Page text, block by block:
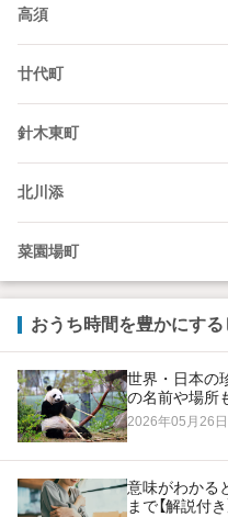
高須
廿代町
針木東町
北川添
菜園場町
おうち時間を豊かにする
世界・日本の
の名前や場所
2026年05月26日
意味がわかる
まで【解説付き